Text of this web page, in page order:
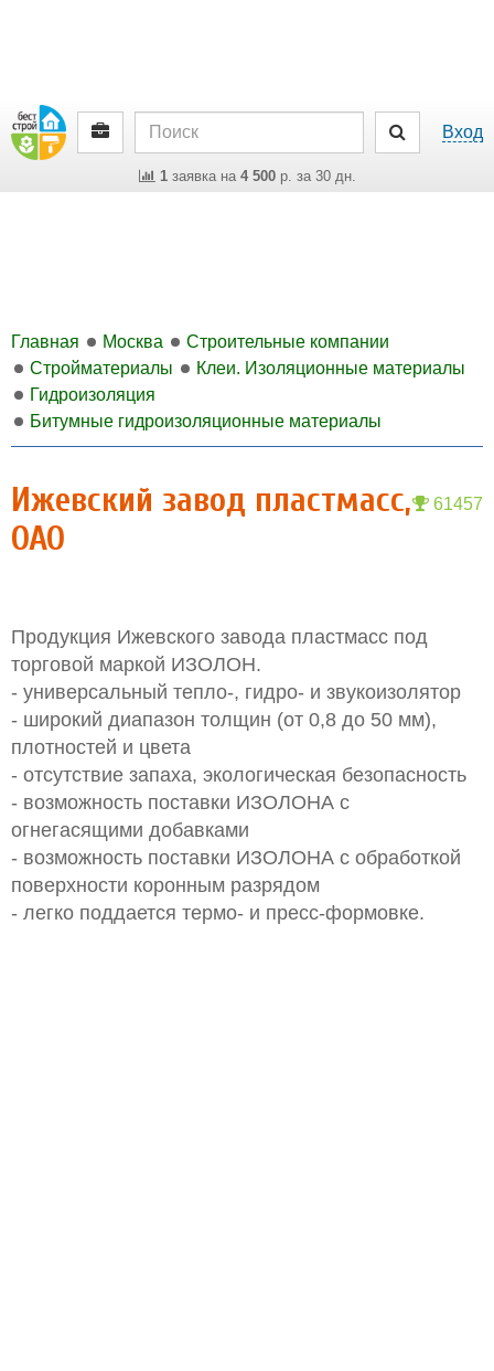
Вход
1заявка на 4 500р. за 30 дн.
Главная Москва
Строительные компании
Стройматериалы
Клеи. Изоляционные материалы
Гидроизоляция
Битумные гидроизоляционные материалы
61457
Ижевский завод пластмасс,
ОАО
Продукция Ижевского завода пластмасс под
торговой маркой ИЗОЛОН.
- универсальный тепло-, гидро- и звукоизолятор
- широкий диапазон толщин (от 0,8 до 50 мм),
плотностей и цвета
- отсутствие запаха, экологическая безопасность
- возможность поставки ИЗОЛОНА с
огнегасящими добавками
- возможность поставки ИЗОЛОНА с обработкой
поверхности коронным разрядом
- легко поддается термо- и пресс-формовке.